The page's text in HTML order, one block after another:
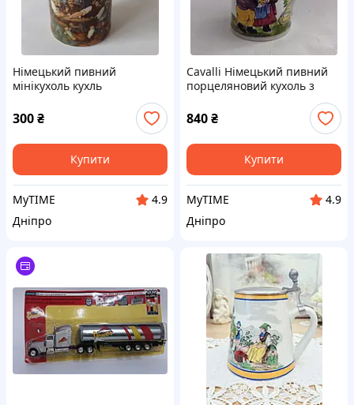
Німецький пивний
мінікухоль кухль
Schrobenhausen 0.1 л #4
300₴
Купити
MyTIME
4.9
Дніпро
Cavalli Німецький пивний
порцеляновий кухоль з
призначений вручну.
840₴
Купити
MyTIME
4.9
Дніпро